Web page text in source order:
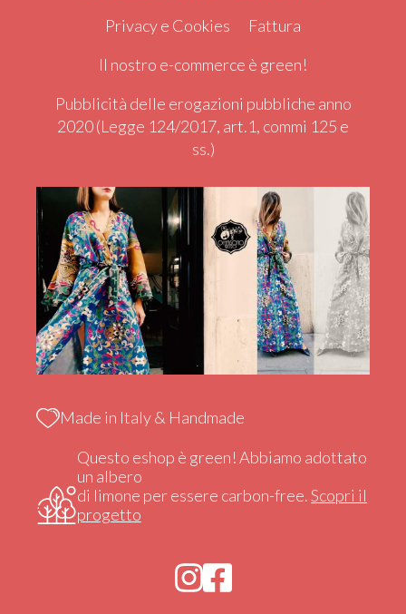
Privacy e Cookies
Fattura
Il nostro e-commerce è green!
Pubblicità delle erogazioni pubbliche anno
2020 (Legge 124/2017, art.1, commi 125 e
ss.)
Made in Italy & Handmade
Questo eshop è green! Abbiamo adottato
un albero
di limone per essere carbon-free.Scopri il
progetto